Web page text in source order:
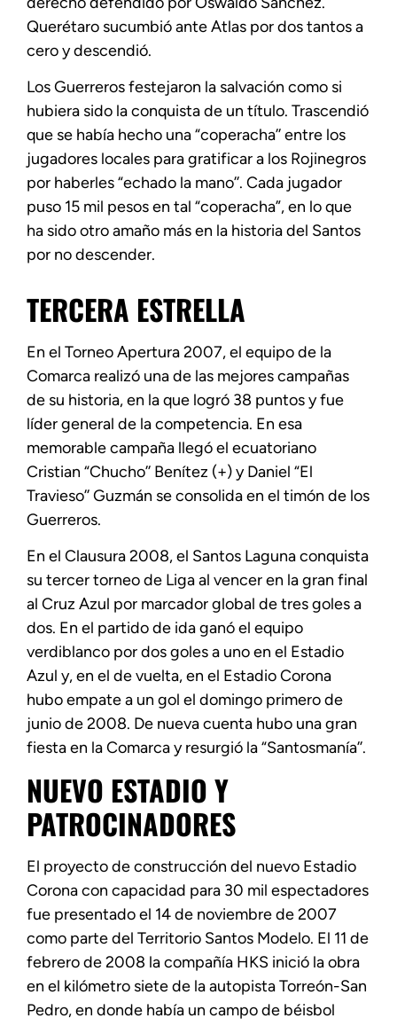
Querétaro sucumbió ante Atlas por dos tantos a
cero y descendió.
Los Guerreros festejaron la salvación como si
hubiera sido la conquista de un título. Trascendió
que se había hecho una “coperacha’’ entre los
jugadores locales para gratificar a los Rojinegros
por haberles “echado la mano’’. Cada jugador
puso 15 mil pesos en tal “coperacha”, en lo que
ha sido otro amaño más en la historia del Santos
por no descender.
TERCERA ESTRELLA
En el Torneo Apertura 2007, el equipo de la
Comarca realizó una de las mejores campañas
de su historia, en la que logró 38 puntos y fue
líder general de la competencia. En esa
memorable campaña llegó el ecuatoriano
Cristian “Chucho’’ Benítez (+) y Daniel “El
Travieso’’ Guzmán se consolida en el timón de los
Guerreros.
En el Clausura 2008, el Santos Laguna conquista
su tercer torneo de Liga al vencer en la gran final
al Cruz Azul por marcador global de tres goles a
dos. En el partido de ida ganó el equipo
verdiblanco por dos goles a uno en el Estadio
Azul y, en el de vuelta, en el Estadio Corona
hubo empate a un gol el domingo primero de
junio de 2008. De nueva cuenta hubo una gran
fiesta en la Comarca y resurgió la “Santosmanía’’.
NUEVO ESTADIO Y
PATROCINADORES
El proyecto de construcción del nuevo Estadio
Corona con capacidad para 30 mil espectadores
fue presentado el 14 de noviembre de 2007
como parte del Territorio Santos Modelo. El 11 de
febrero de 2008 la compañía HKS inició la obra
en el kilómetro siete de la autopista Torreón-San
Pedro, en donde había un campo de béisbol